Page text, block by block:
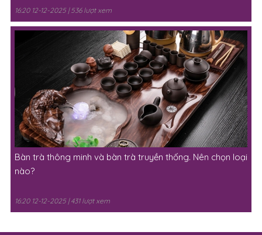
16:20 12-12-2025 | 536 lượt xem
Bàn trà thông minh và bàn trà truyền thống. Nên chọn loại
nào?
16:20 12-12-2025 | 431 lượt xem